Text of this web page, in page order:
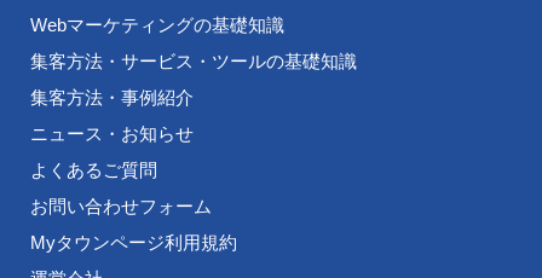
Webマーケティングの基礎知識
集客方法・サービス・ツールの基礎知識
集客方法・事例紹介
ニュース・お知らせ
よくあるご質問
お問い合わせフォーム
Myタウンページ利用規約